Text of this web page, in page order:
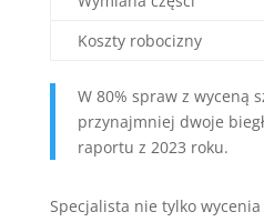
Koszty robocizny
W 80% spraw z wyceną
przynajmniej dwoje
raportu z 2023 roku.
Specjalista nie tylko